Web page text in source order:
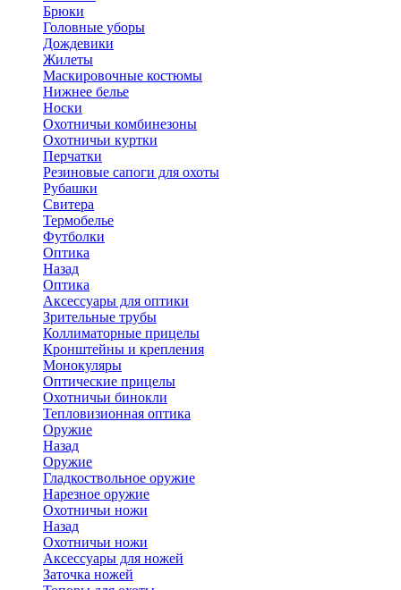
Брюки
Головные уборы
Дождевики
Жилеты
Маскировочные костюмы
Нижнее белье
Носки
Охотничьи комбинезоны
Охотничьи куртки
Перчатки
Резиновые сапоги для охоты
Рубашки
Свитера
Термобелье
Футболки
Оптика
Назад
Оптика
Аксессуары для оптики
Зрительные трубы
Коллиматорные прицелы
Кронштейны и крепления
Монокуляры
Оптические прицелы
Охотничьи бинокли
Тепловизионная оптика
Оружие
Назад
Оружие
Гладкоствольное оружие
Нарезное оружие
Охотничьи ножи
Назад
Охотничьи ножи
Аксессуары для ножей
Заточка ножей